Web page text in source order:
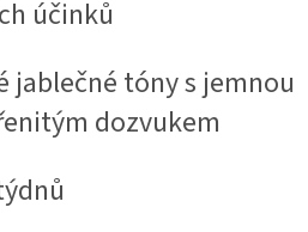
účinků
jablečné tóny s jemnou
dozvukem